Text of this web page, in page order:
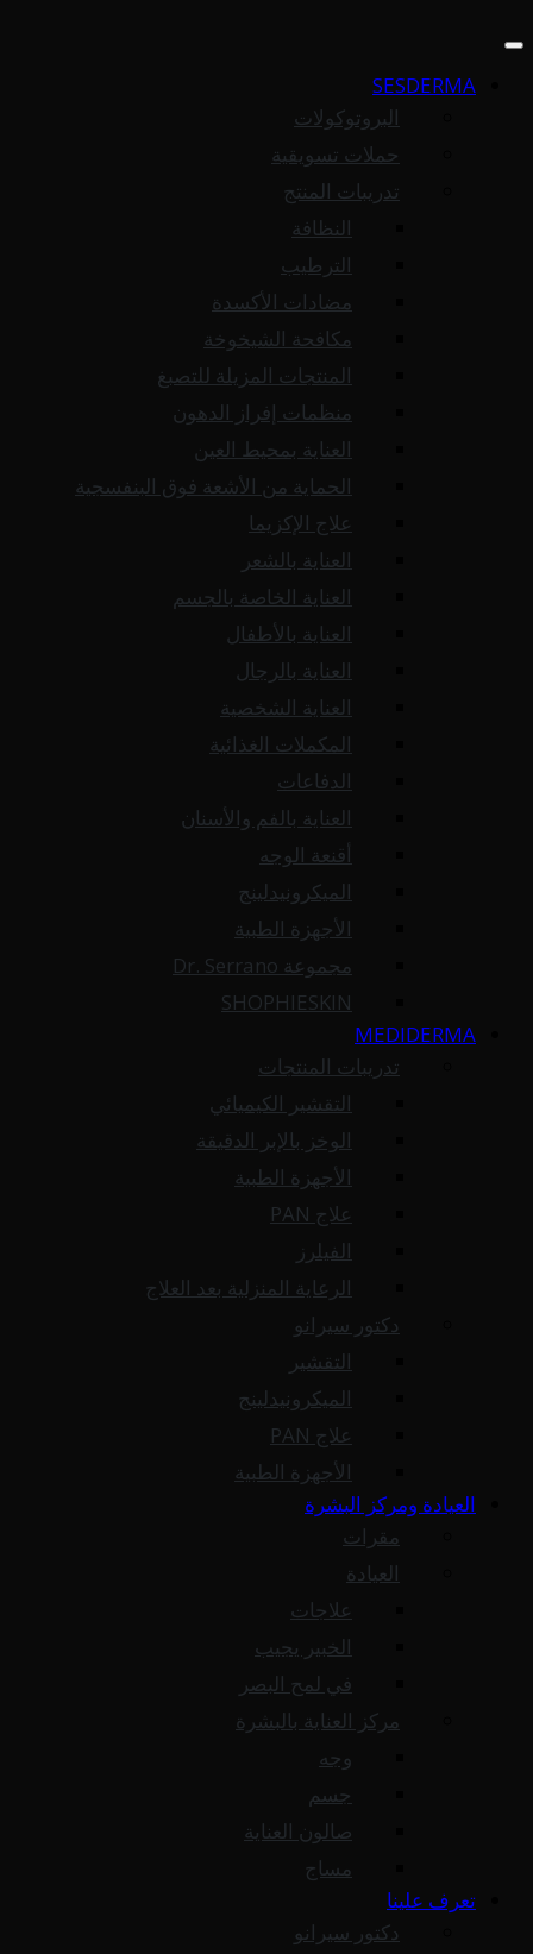
SESDERMA
البروتوكولات
حملات تسويقية
تدريبات المنتج
النظافة
الترطيب
مضادات الأكسدة
مكافحة الشيخوخة
المنتجات المزيلة للتصبغ
منظمات إفراز الدهون
العناية بمحيط العين
الحماية من الأشعة فوق البنفسجية
علاج الإكزيما
العناية بالشعر
العناية الخاصة بالجسم
العناية بالأطفال
العناية بالرجال
العناية الشخصية
المكملات الغذائية
الدفاعات
العناية بالفم والأسنان
أقنعة الوجه
الميكرونيدلينج
الأجهزة الطبية
مجموعة Dr. Serrano
SHOPHIESKIN
MEDIDERMA
تدريبات المنتجات
التقشير الكيميائي
الوخز بالإبر الدقيقة
الأجهزة الطبية
علاج PAN
الفيلرز
الرعاية المنزلية بعد العلاج
دكتور سيرانو
التقشير
الميكرونيدلينج
علاج PAN
الأجهزة الطبية
العيادة ومركز البشرة
مقرات
العيادة
علاجات
الخبير يجيب
في لمح البصر
مركز العناية بالبشرة
وجه
جسم
صالون العناية
مساج
تعرف علينا
دكتور سيرانو